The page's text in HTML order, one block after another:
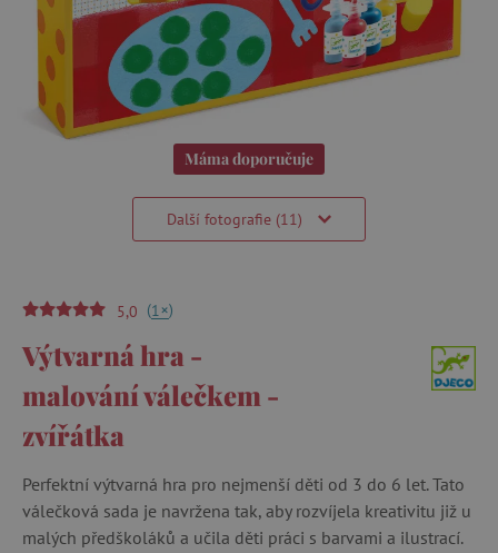
Máma doporučuje
Další fotografie (11)
5,0 (1+)
Výtvarná hra -
malování válečkem -
zvířátka
Perfektní výtvarná hra pro nejmenší děti od 3 do 6 let. Tato
válečková sada je navržena tak, aby rozvíjela kreativitu již u
malých předškoláků a učila děti práci s barvami a ilustrací.